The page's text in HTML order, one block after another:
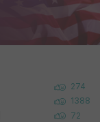
274
1388
72